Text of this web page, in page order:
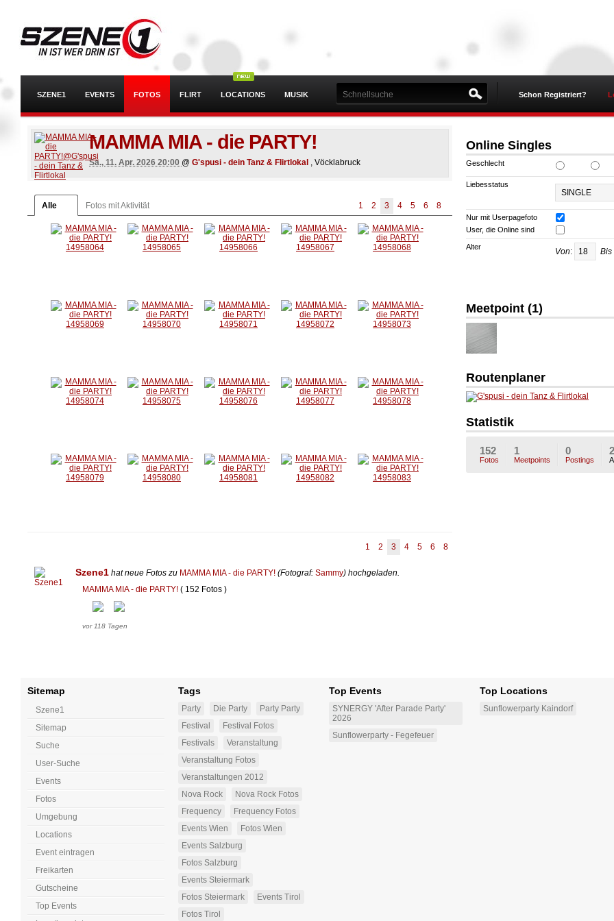
SZENE1 EVENTS FOTOS FLIRT LOCATIONS MUSIK Schon Registriert?
MAMMA MIA - die PARTY!
Sa., 11. Apr. 2026 20:00 @ G'spusi - dein Tanz & Flirtlokal , Vöcklabruck
Alle Fotos mit Aktivität 1 2 3 4 5 6 8
1 2 3 4 5 6 8
Szene1 hat neue Fotos zu MAMMA MIA - die PARTY! (Fotograf: Sammy) hochgeladen.
MAMMA MIA - die PARTY! ( 152 Fotos )
vor 118 Tagen
Online Singles
Geschlecht
Liebesstatus
Nur mit Userpagefoto
User, die Online sind
Alter Von: Bis
Meetpoint (1)
WHV
Routenplaner
Statistik
152
Fotos
1
Meetpoints
0
Postings
Sitemap
Szene1
Sitemap
Suche
User-Suche
Events
Fotos
Umgebung
Locations
Event eintragen
Freikarten
Gutscheine
Top Events
Tags
Party Die Party
Party Party
Festival
Festival Fotos
Festivals
Veranstaltung
Veranstaltung Fotos
Veranstaltungen 2012
Nova Rock
Nova Rock Fotos
Frequency
Frequency Fotos
Events Wien
Fotos Wien
Events Salzburg
Fotos Salzburg
Events Steiermark
Fotos Steiermark
Events Tirol
Fotos Tirol
Top Events
SYNERGY 'After Parade Party'
2026
Sunflowerparty - Fegefeuer
Top Locations
Sunflowerparty Kaindorf